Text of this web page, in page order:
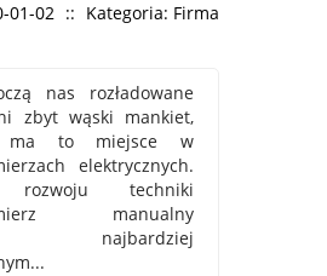
01-02 :: Kategoria: Firma
nas rozładowane
zbyt wąski mankiet,
to miejsce w
elektrycznych.
rozwoju techniki
manualny
najbardziej